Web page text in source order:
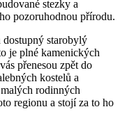
stezky‍ a
pozoruhodnou přírodu.
starobylý
je ‍plné kamenických
přenesou ‌zpět ⁢do
kostelů a
‍rodinných
regionu a⁢ stojí za to ho